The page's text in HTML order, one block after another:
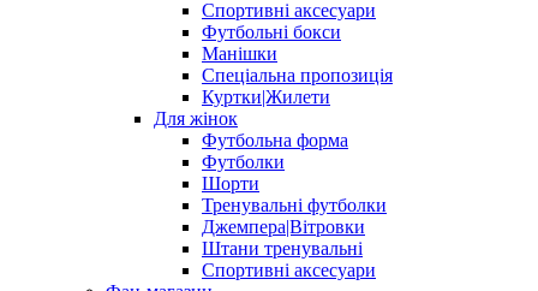
Спортивні аксесуари
Футбольні бокси
Манішки
Спеціальна пропозиція
Куртки|Жилети
Для жінок
Футбольна форма
Футболки
Шорти
Тренувальні футболки
Джемпера|Вітровки
Штани тренувальні
Спортивні аксесуари